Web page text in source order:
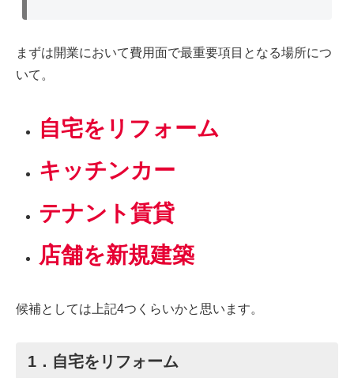
まずは開業において費用面で最重要項目となる場所につ
いて。
自宅をリフォーム
キッチンカー
テナント賃貸
店舗を新規建築
候補としては上記4つくらいかと思います。
1．自宅をリフォーム